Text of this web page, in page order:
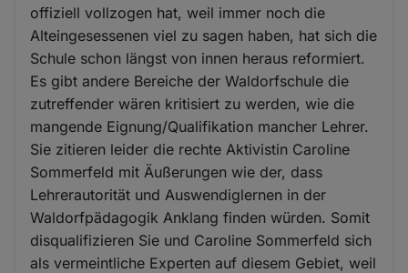
offiziell vollzogen hat, weil immer noch die
Alteingesessenen viel zu sagen haben, hat sich die
Schule schon längst von innen heraus reformiert.
Es gibt andere Bereiche der Waldorfschule die
zutreffender wären kritisiert zu werden, wie die
mangende Eignung/Qualifikation mancher Lehrer.
Sie zitieren leider die rechte Aktivistin Caroline
Sommerfeld mit Äußerungen wie der, dass
Lehrerautorität und Auswendiglernen in der
Waldorfpädagogik Anklang finden würden. Somit
disqualifizieren Sie und Caroline Sommerfeld sich
als vermeintliche Experten auf diesem Gebiet, weil